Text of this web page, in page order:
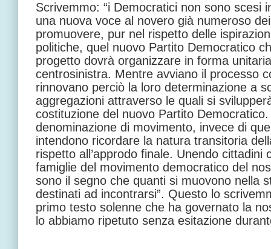
Scrivemmo: “i Democratici non sono scesi
una nuova voce al novero già numeroso
promuovere, pur nel rispetto delle
politiche, quel nuovo Partito Democratico
progetto dovrà organizzare in forma
centrosinistra. Mentre avviano il processo
rinnovano perciò la loro determinazione a
aggregazioni attraverso le quali si
costituzione del nuovo Partito
denominazione di movimento, invece di
intendono ricordare la natura transitoria
rispetto all’approdo finale. Unendo
famiglie del movimento democratico del
sono il segno che quanti si muovono nella
destinati ad incontrarsi”. Questo lo
primo testo solenne che ha governato la
lo abbiamo ripetuto senza esitazione